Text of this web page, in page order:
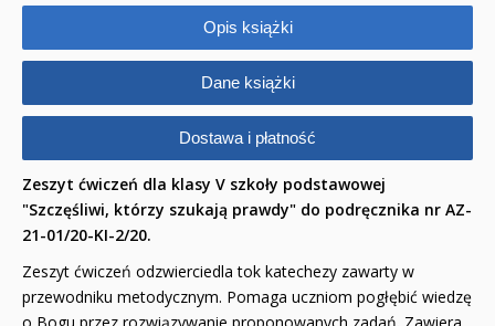
PORADNIKI
DLA DZIECI
Opis książki
Dane książki
Dostawa i płatność
Zeszyt ćwiczeń dla klasy V szkoły podstawowej
"Szczęśliwi, którzy szukają prawdy" do podręcznika nr AZ-
21-01/20-KI-2/20.
Zeszyt ćwiczeń odzwierciedla tok katechezy zawarty w
przewodniku metodycznym. Pomaga uczniom pogłębić wiedzę